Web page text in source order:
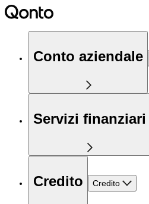
Conto aziendale
Servizi finanziari
Credito Credito